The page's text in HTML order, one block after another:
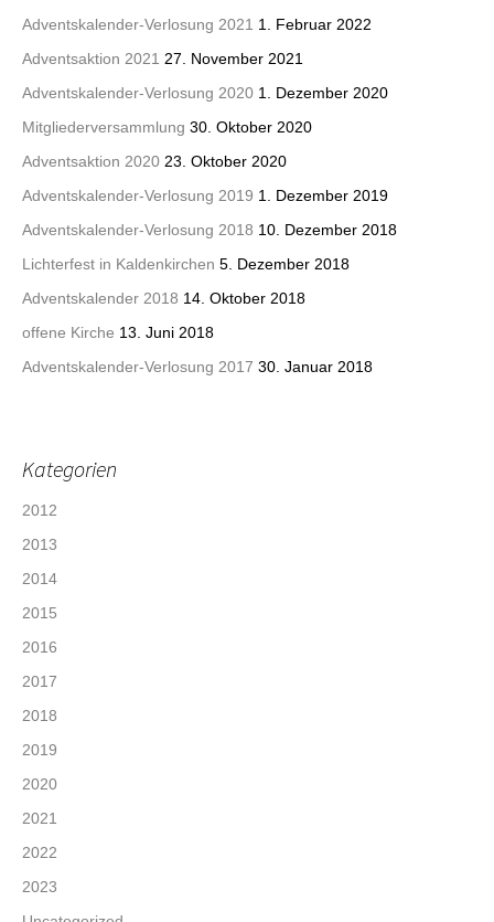
Adventskalender-Verlosung 2021 1. Februar 2022
Adventsaktion 2021 27. November 2021
Adventskalender-Verlosung 2020 1. Dezember 2020
Mitgliederversammlung 30. Oktober 2020
Adventsaktion 2020 23. Oktober 2020
Adventskalender-Verlosung 2019 1. Dezember 2019
Adventskalender-Verlosung 2018 10. Dezember 2018
Lichterfest in Kaldenkirchen 5. Dezember 2018
Adventskalender 2018 14. Oktober 2018
offene Kirche 13. Juni 2018
Adventskalender-Verlosung 2017 30. Januar 2018
Kategorien
2012
2013
2014
2015
2016
2017
2018
2019
2020
2021
2022
2023